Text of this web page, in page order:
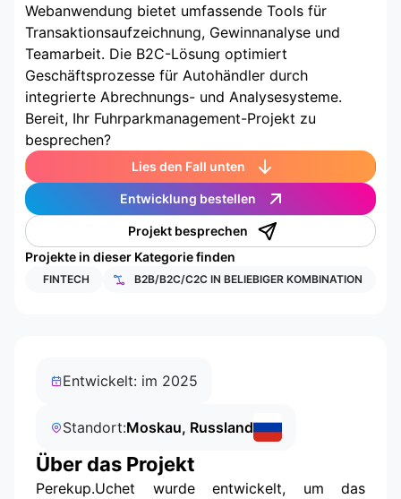
Webanwendung bietet umfassende Tools für
Transaktionsaufzeichnung, Gewinnanalyse und
Teamarbeit. Die B2C-Lösung optimiert
Geschäftsprozesse für Autohändler durch
integrierte Abrechnungs- und Analysesysteme.
Bereit, Ihr Fuhrparkmanagement-Projekt zu
besprechen?
Lies den Fall unten
Entwicklung bestellen
Projekt besprechen
Projekte in dieser Kategorie finden
FINTECH B2B/B2C/C2C IN BELIEBIGER KOMBINATION
Entwickelt: im 2025
Standort:Moskau, Russland
Über das Projekt
Perekup.Uchet wurde entwickelt, um das